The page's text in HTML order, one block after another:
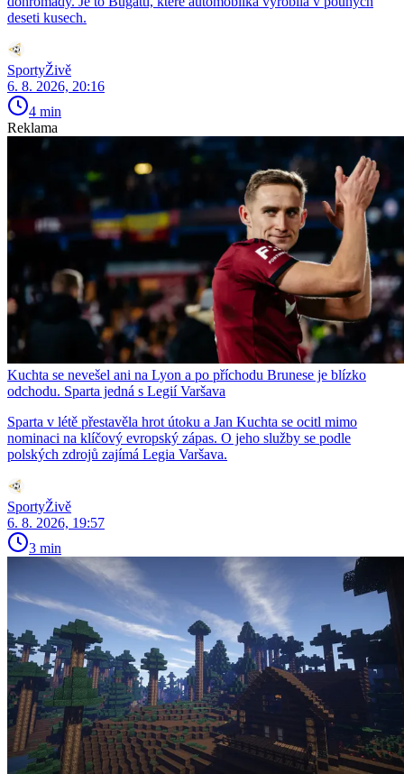
deseti kusech.
SportyŽivě
6. 8. 2026, 20:16
4 min
Reklama
Kuchta se nevešel ani na Lyon a po příchodu Brunese je blízko
odchodu. Sparta jedná s Legií Varšava
Sparta v létě přestavěla hrot útoku a Jan Kuchta se ocitl mimo
nominaci na klíčový evropský zápas. O jeho služby se podle
polských zdrojů zajímá Legia Varšava.
SportyŽivě
6. 8. 2026, 19:57
3 min